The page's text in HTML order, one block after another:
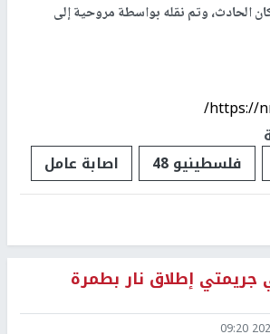
الحادث، وتم نقله بواسطة مروحية إلى
https://
فلسطينيو 48 اصابة عامل
جريمتي إطلاق نار بطمرة